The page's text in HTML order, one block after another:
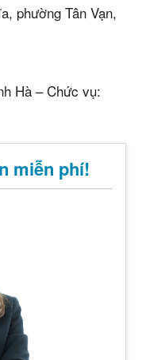
phường Tân Vạn,
Hà – Chức vụ:
miễn phí!